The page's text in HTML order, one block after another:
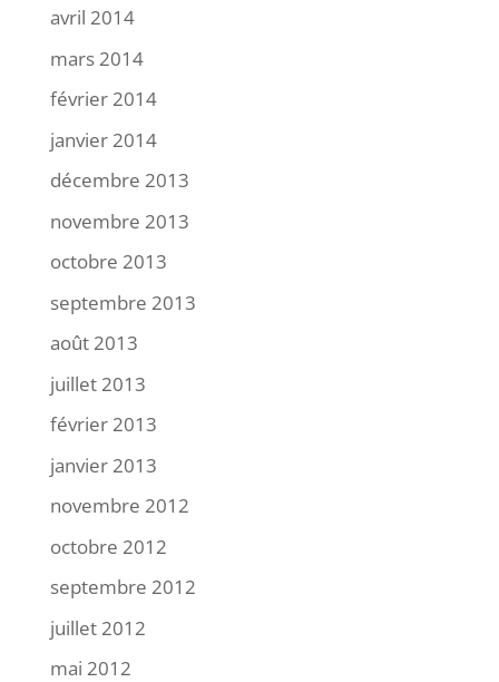
avril 2014
mars 2014
février 2014
janvier 2014
décembre 2013
novembre 2013
octobre 2013
septembre 2013
août 2013
juillet 2013
février 2013
janvier 2013
novembre 2012
octobre 2012
septembre 2012
juillet 2012
mai 2012